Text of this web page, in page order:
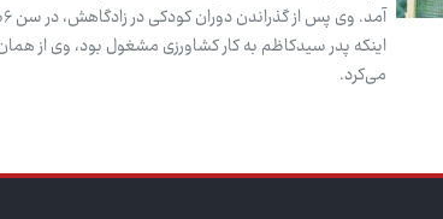
اینکه پدر سیدکاظم به کار کشاورزی مشغول بود، وی از
می‌کرد.